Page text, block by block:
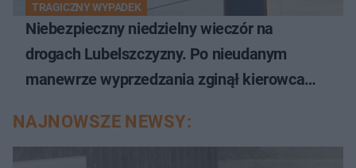
TRAGICZNY WYPADEK
Niebezpieczny niedzielny wieczór na
drogach Lubelszczyzny. Po nieudanym
manewrze wyprzedzania zginął kierowca
NAJNOWSZE NEWSY: